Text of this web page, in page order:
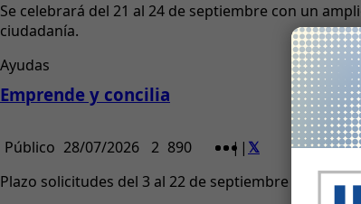
Se celebrará del 21 al 24 de septiembre con un
ciudadanía.
Ayudas
Emprende y concilia
Público 28/07/2026 2 890 | |
Plazo solicitudes del 3 al 22 de septiembre 2026 o